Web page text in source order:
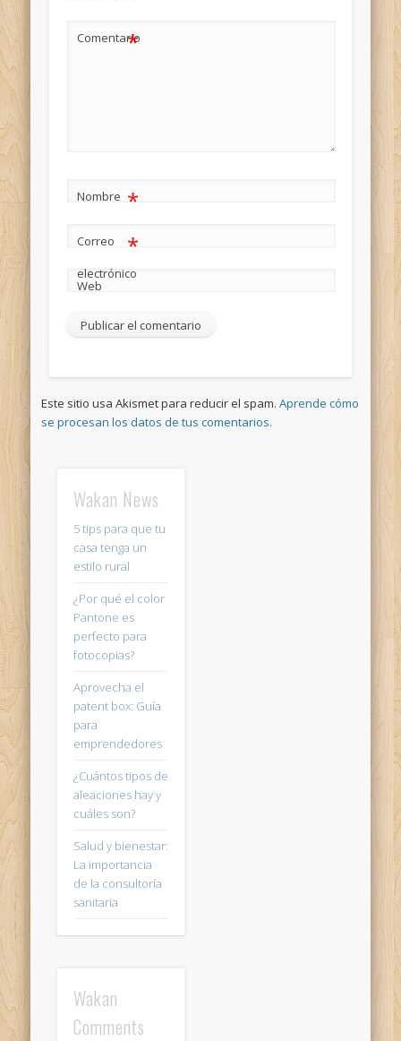
Comentario
*
Nombre *
Correo
electrónico
*
Web
Este sitio usa Akismet para reducir el spam.Aprende cómo
se procesan los datos de tus comentarios.
Wakan News
5 tips para que tu
casa tenga un
estilo rural
¿Por qué el color
Pantone es
perfecto para
fotocopias?
Aprovecha el
patent box: Guía
para
emprendedores
¿Cuántos tipos de
aleaciones hay y
cuáles son?
Salud y bienestar:
La importancia
de la consultoría
sanitaria
Wakan
Comments